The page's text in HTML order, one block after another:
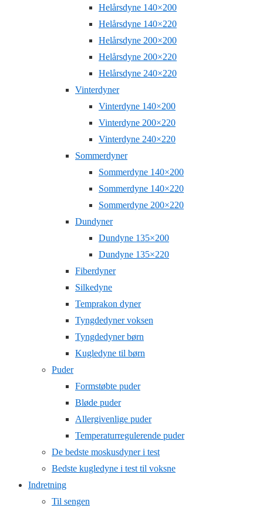
Helårsdyne 140×200
Helårsdyne 140×220
Helårsdyne 200×200
Helårsdyne 200×220
Helårsdyne 240×220
Vinterdyner
Vinterdyne 140×200
Vinterdyne 200×220
Vinterdyne 240×220
Sommerdyner
Sommerdyne 140×200
Sommerdyne 140×220
Sommerdyne 200×220
Dundyner
Dundyne 135×200
Dundyne 135×220
Fiberdyner
Silkedyne
Temprakon dyner
Tyngdedyner voksen
Tyngdedyner børn
Kugledyne til børn
Puder
Formstøbte puder
Bløde puder
Allergivenlige puder
Temperaturregulerende puder
De bedste moskusdyner i test
Bedste kugledyne i test til voksne
Indretning
Til sengen